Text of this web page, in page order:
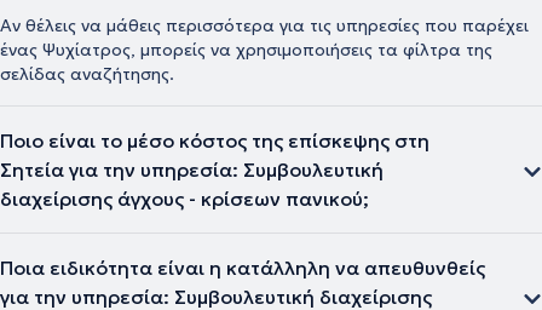
Αν θέλεις να μάθεις περισσότερα για τις υπηρεσίες που παρέχει
ένας Ψυχίατρος, μπορείς να χρησιμοποιήσεις τα φίλτρα της
σελίδας αναζήτησης.
Ποιο είναι το μέσο κόστος της επίσκεψης στη
Σητεία για την υπηρεσία: Συμβουλευτική
διαχείρισης άγχους - κρίσεων πανικού;
Ποια ειδικότητα είναι η κατάλληλη να απευθυνθείς
για την υπηρεσία: Συμβουλευτική διαχείρισης